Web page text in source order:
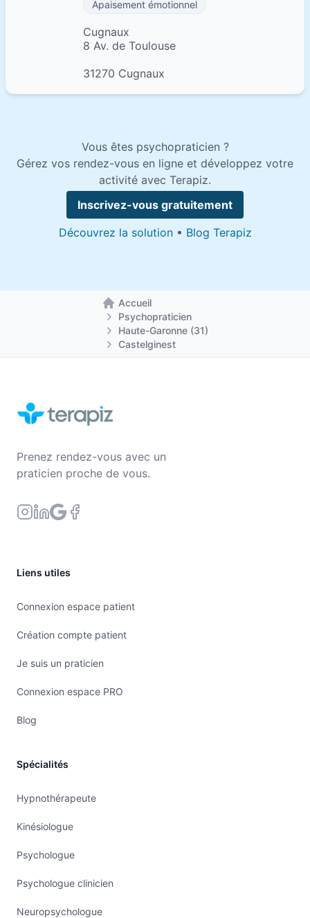
Apaisement émotionnel
Cugnaux
8 Av. de Toulouse
31270 Cugnaux
Vous êtes psychopraticien ?
Gérez vos rendez-vous en ligne et développez votre
activité avec Terapiz.
Inscrivez-vous gratuitement
Découvrez la solution• Blog Terapiz
Accueil
Retour à la page d'accueil
Psychopraticien
Haute-Garonne (31)
Castelginest
Prenez rendez-vous avec un
praticien proche de vous.
Liens utiles
Connexion espace patient
Création compte patient
Je suis un praticien
Connexion espace PRO
Blog
Spécialités
Hypnothérapeute
Kinésiologue
Psychologue
Psychologue clinicien
Neuropsychologue